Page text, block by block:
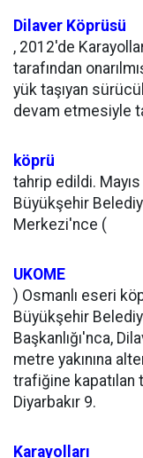
Dilaver Köprüsü
, 2012'de
tarafından
yük taşıyan
devam etmesiyle
köprü
tahrip edildi.
Büyükşehir
Merkezi'nce (
UKOME
) Osmanlı eseri
Büyükşehir
Başkanlığı'nca,
metre yakınına
trafiğine kapatılan
Diyarbakır 9.
Karayolları